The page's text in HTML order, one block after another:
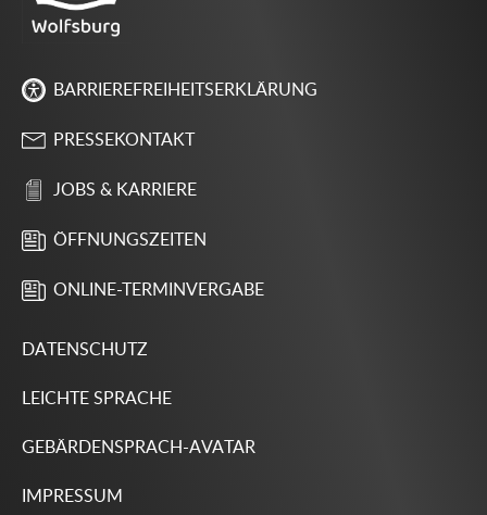
BARRIEREFREIHEITSERKLÄRUNG
PRESSEKONTAKT
JOBS & KARRIERE
ÖFFNUNGSZEITEN
ONLINE-TERMINVERGABE
DATENSCHUTZ
LEICHTE SPRACHE
GEBÄRDENSPRACH-AVATAR
IMPRESSUM